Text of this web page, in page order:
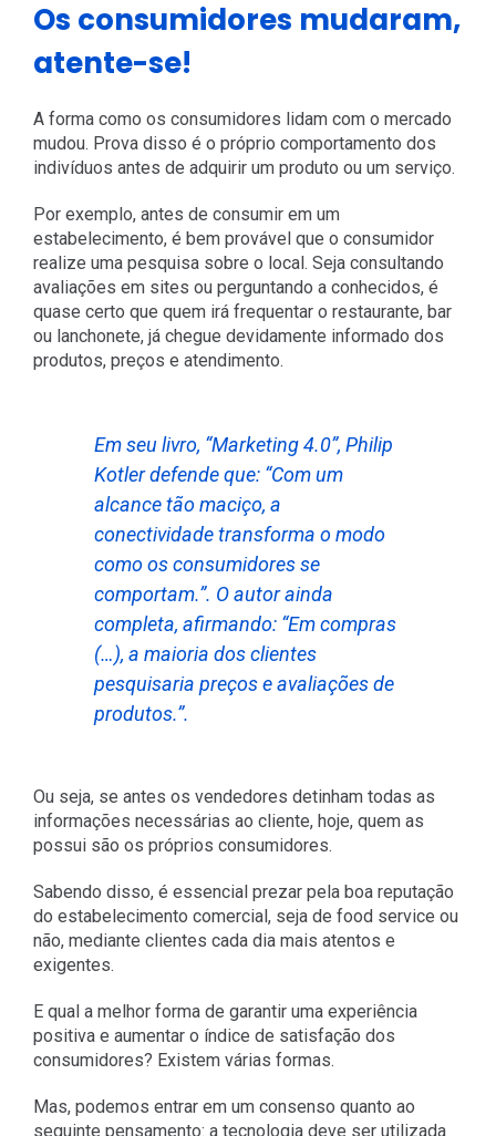
Os consumidores mudaram,
atente-se!
A forma como os consumidores lidam com o mercado
mudou. Prova disso é o próprio comportamento dos
indivíduos antes de adquirir um produto ou um serviço.
Por exemplo, antes de consumir em um
estabelecimento, é bem provável que o consumidor
realize uma pesquisa sobre o local. Seja consultando
avaliações em sites ou perguntando a conhecidos, é
quase certo que quem irá frequentar o restaurante, bar
ou lanchonete, já chegue devidamente informado dos
produtos, preços e atendimento.
Em seu livro, “Marketing 4.0”, Philip
Kotler defende que: “Com um
alcance tão maciço, a
conectividade transforma o modo
como os consumidores se
comportam.”. O autor ainda
completa, afirmando: “Em compras
(…), a maioria dos clientes
pesquisaria preços e avaliações de
produtos.”.
Ou seja, se antes os vendedores detinham todas as
informações necessárias ao cliente, hoje, quem as
possui são os próprios consumidores.
Sabendo disso, é essencial prezar pela boa reputação
do estabelecimento comercial, seja de food service ou
não, mediante clientes cada dia mais atentos e
exigentes.
E qual a melhor forma de garantir uma experiência
positiva e aumentar o índice de satisfação dos
consumidores? Existem várias formas.
Mas, podemos entrar em um consenso quanto ao
seguinte pensamento: a tecnologia deve ser utilizada